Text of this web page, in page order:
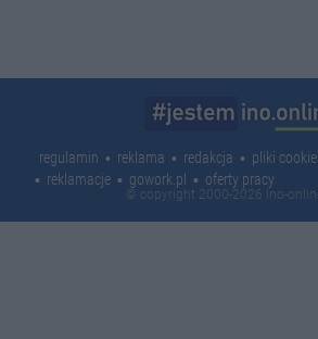
regulamin reklama redakcja pliki
reklamacje
gowork.pl oferty pracy
© copyright 2000-2026 Ino-